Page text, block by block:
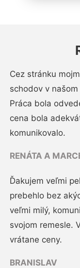
Cez stránku
schodov v
Práca bola
cena bola
komunikovalo.
RENÁTA A
Ďakujem veľmi
prebehlo bez
veľmi milý,
svojom remesle.
vrátane ceny.
BRANISLAV